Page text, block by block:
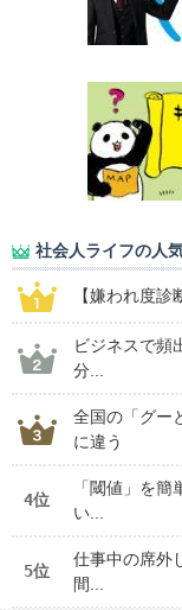
社会人ライフの人
【嫌われ度
ビジネスで頻
分...
全国の「グー
に違う
4位
「閾値」を
い...
5位
仕事中の席外
間...